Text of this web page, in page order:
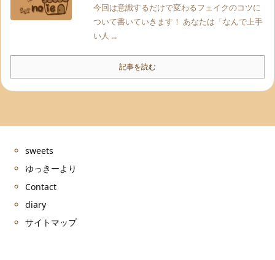
今回は意識するだけで変わるフェイクのコツに
ついて書いていきます！ あなたは「なんで上手
い人 ...
記事を読む
sweets
ゆっきーより
Contact
diary
サイトマップ